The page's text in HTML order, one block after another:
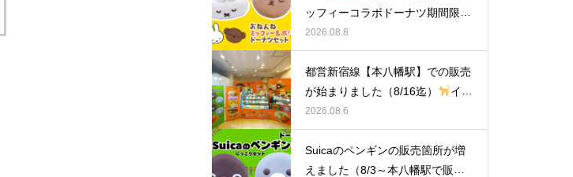
ッフィーコラボドーナツ期間限定
販売中！
2026.08.8
都営新宿線【本八幡駅】での販売
が始まりました（8/16迄）
イク
ミママのどうぶつドーナツ
2026.08.6
Suicaのペンギンの販売箇所が増
えました（8/3～本八幡駅で販